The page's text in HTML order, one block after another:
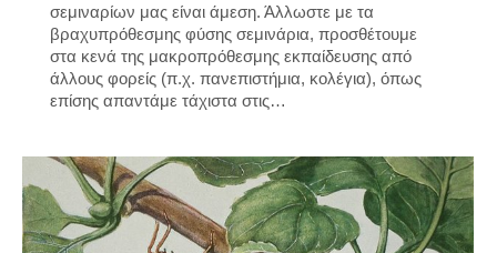
σεμιναρίων μας είναι άμεση. Άλλωστε με τα
βραχυπρόθεσμης φύσης σεμινάρια, προσθέτουμε
στα κενά της μακροπρόθεσμης εκπαίδευσης από
άλλους φορείς (π.χ. πανεπιστήμια, κολέγια), όπως
επίσης απαντάμε τάχιστα στις…